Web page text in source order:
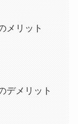
メリット
デメリット